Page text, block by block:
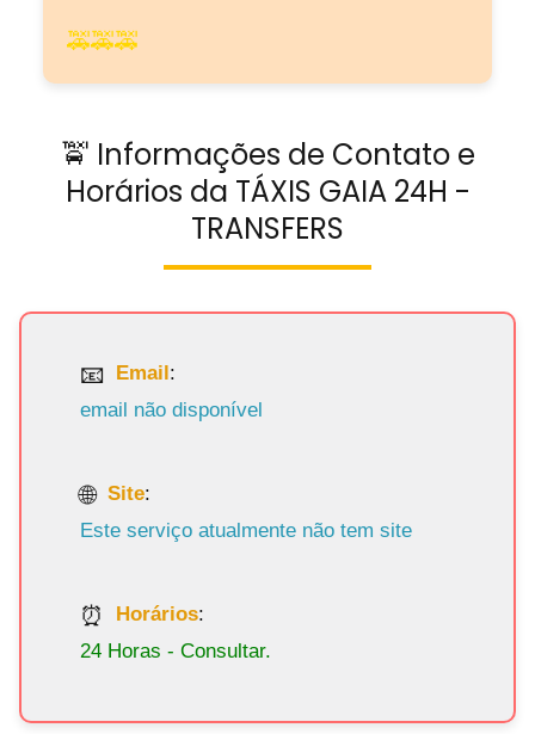
🚕🚕🚕
🚖 Informações de Contato e
Horários da TÁXIS GAIA 24H -
TRANSFERS
Email:
email não disponível
Site:
Este serviço atualmente não tem site
Horários:
24 Horas - Consultar.